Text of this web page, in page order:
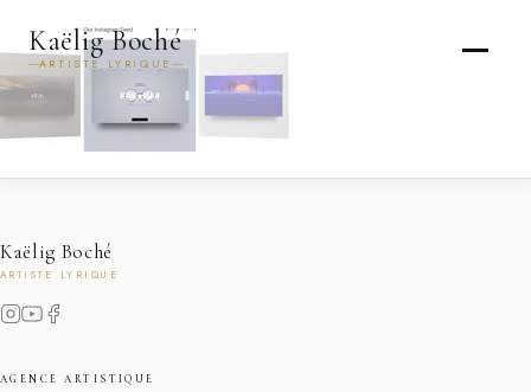
Kaëlig Boché
ARTISTE LYRIQUE
Kaëlig Boché
ARTISTE LYRIQUE
AGENCE ARTISTIQUE